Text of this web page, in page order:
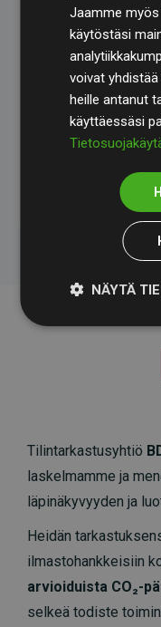
sertifioimia, mikä
lisää
Websites,
Tilintarkastusyhtiö
laskelmamme ja
läpinäkyvyyden ja
Heidän
ilmastohankkeisiin
arvioiduista CO₂-
selkeä todiste
Jaamme
käytöstäsi
voivat
heille antanut
käyttäessäsi
NÄYTÄ